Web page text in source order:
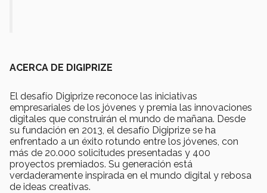
ACERCA DE DIGIPRIZE
El desafío Digiprize reconoce las iniciativas
empresariales de los jóvenes y premia las innovaciones
digitales que construirán el mundo de mañana. Desde
su fundación en 2013, el desafío Digiprize se ha
enfrentado a un éxito rotundo entre los jóvenes, con
más de 20.000 solicitudes presentadas y 400
proyectos premiados. Su generación está
verdaderamente inspirada en el mundo digital y rebosa
de ideas creativas.